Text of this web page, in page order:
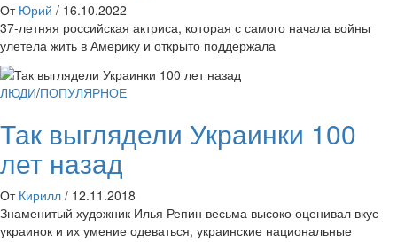
От Юрий / 16.10.2022
37-летняя российская актриса, которая с самого начала войны
улетела жить в Америку и открыто поддержала
ЛЮДИ/ПОПУЛЯРНОЕ
Так выглядели Украинки 100
лет назад
От Кирилл / 12.11.2018
Знаменитый художник Илья Репин весьма высоко оценивал вкус
украинок и их умение одеваться, украинские национальные